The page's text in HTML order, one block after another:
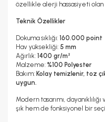
özellikle alerji hassasiyeti
Teknik Özellikler
Dokuma sıklığı: 160.000 point
Hav yüksekliği: 5 mm
Ağırlık: 1400 gr/m²
Malzeme: %100 Polyester
Bakım: Kolay temizlenir, toz
uygun.
Modern tasarımı,
şık hem de fonksiyonel bir